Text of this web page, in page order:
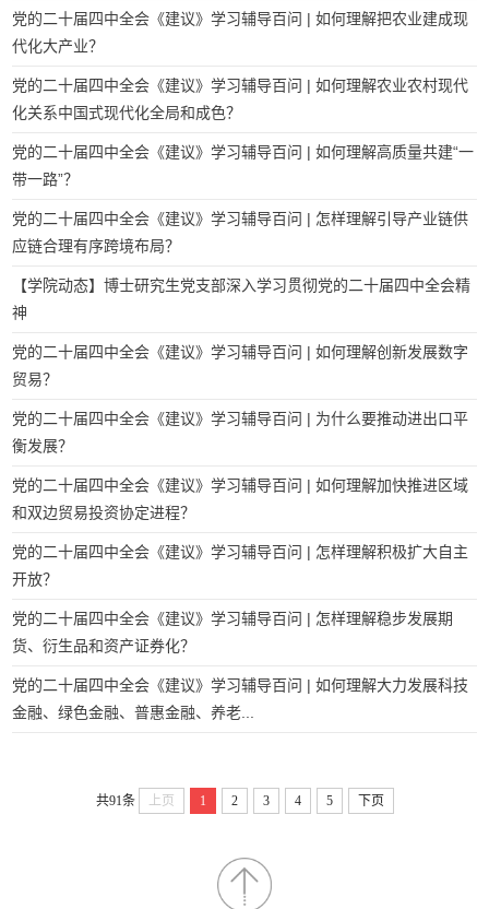
党的二十届四中全会《建议》学习辅导百问 | 如何理解把农业建成现
代化大产业？
党的二十届四中全会《建议》学习辅导百问 | 如何理解农业农村现代
化关系中国式现代化全局和成色？
党的二十届四中全会《建议》学习辅导百问 | 如何理解高质量共建“一
带一路”？
党的二十届四中全会《建议》学习辅导百问 | 怎样理解引导产业链供
应链合理有序跨境布局？
【学院动态】博士研究生党支部深入学习贯彻党的二十届四中全会精
神
党的二十届四中全会《建议》学习辅导百问 | 如何理解创新发展数字
贸易？
党的二十届四中全会《建议》学习辅导百问 | 为什么要推动进出口平
衡发展？
党的二十届四中全会《建议》学习辅导百问 | 如何理解加快推进区域
和双边贸易投资协定进程？
党的二十届四中全会《建议》学习辅导百问 | 怎样理解积极扩大自主
开放？
党的二十届四中全会《建议》学习辅导百问 | 怎样理解稳步发展期
货、衍生品和资产证券化？
党的二十届四中全会《建议》学习辅导百问 | 如何理解大力发展科技
金融、绿色金融、普惠金融、养老...
共91条 上页 1 2 3 4 5 下页